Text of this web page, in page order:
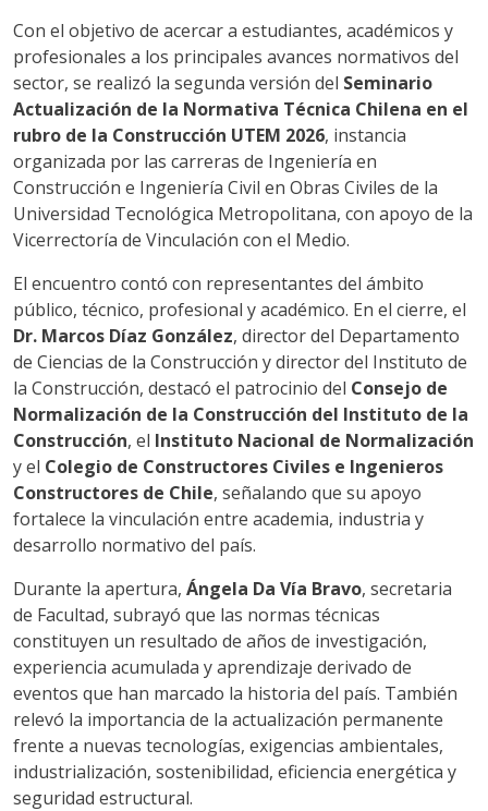
Con el objetivo de acercar a estudiantes, académicos y
profesionales a los principales avances normativos del
sector, se realizó la segunda versión del Seminario
Actualización de la Normativa Técnica Chilena en el
rubro de la Construcción UTEM 2026, instancia
organizada por las carreras de Ingeniería en
Construcción e Ingeniería Civil en Obras Civiles de la
Universidad Tecnológica Metropolitana, con apoyo de la
Vicerrectoría de Vinculación con el Medio.
El encuentro contó con representantes del ámbito
público, técnico, profesional y académico. En el cierre, el
Dr. Marcos Díaz González, director del Departamento
de Ciencias de la Construcción y director del Instituto de
la Construcción, destacó el patrocinio del Consejo de
Normalización de la Construcción del Instituto de la
Construcción, el Instituto Nacional de Normalización
y el Colegio de Constructores Civiles e Ingenieros
Constructores de Chile, señalando que su apoyo
fortalece la vinculación entre academia, industria y
desarrollo normativo del país.
Durante la apertura, Ángela Da Vía Bravo, secretaria
de Facultad, subrayó que las normas técnicas
constituyen un resultado de años de investigación,
experiencia acumulada y aprendizaje derivado de
eventos que han marcado la historia del país. También
relevó la importancia de la actualización permanente
frente a nuevas tecnologías, exigencias ambientales,
industrialización, sostenibilidad, eficiencia energética y
seguridad estructural.